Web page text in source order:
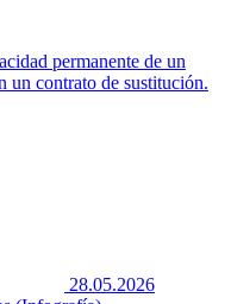
permanente de un
un contrato de sustitución.
28.05.2026